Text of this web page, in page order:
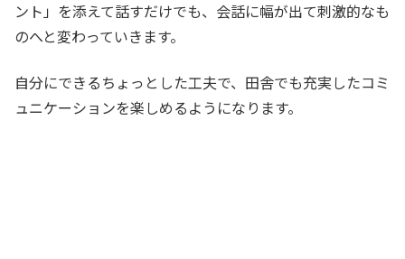
ント」を添えて話すだけでも、会話に幅が出て刺激的なも
のへと変わっていきます。
自分にできるちょっとした工夫で、田舎でも充実したコミ
ュニケーションを楽しめるようになります。